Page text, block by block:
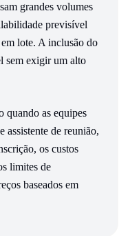
grandes volumes
previsível
lote. A inclusão do
sem exigir um alto
quando as equipes
assistente de reunião,
os custos
limites de
baseados em